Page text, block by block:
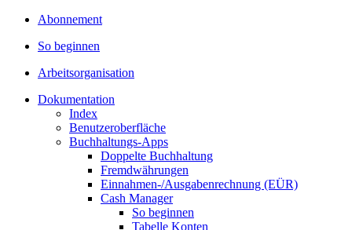
Abonnement
So beginnen
Arbeitsorganisation
Dokumentation
Index
Benutzeroberfläche
Buchhaltungs-Apps
Doppelte Buchhaltung
Fremdwährungen
Einnahmen-/Ausgabenrechnung (EÜR)
Cash Manager
So beginnen
Tabelle Konten